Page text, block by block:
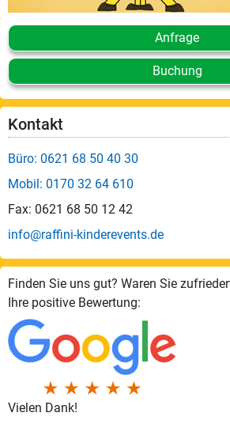
Anfrage
Buchung
Kontakt
Büro: 0621 68 50 40 30
Mobil: 0170 32 64 610
Fax: 0621 68 50 12 42
info@raffini-kinderevents.de
Finden Sie uns gut? Waren Sie
Ihre positive Bewertung:
Vielen Dank!